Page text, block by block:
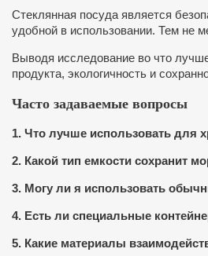
Стеклянная посуда является
удобной в использовании. Тем не
Выводя исследование во что
продукта, экологичность и
Часто задаваемые вопросы
1. Что лучше использовать для
2. Какой тип емкости сохранит
3. Могу ли я использовать
4. Есть ли специальные
5. Какие материалы